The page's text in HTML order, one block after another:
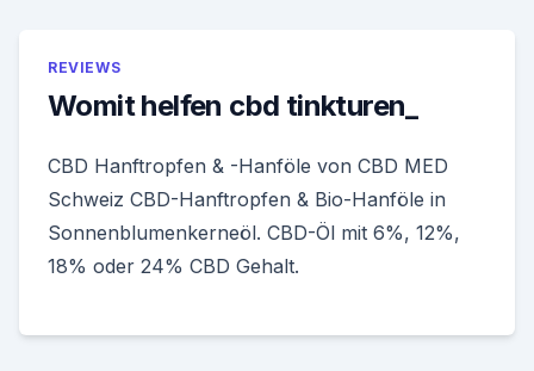
REVIEWS
Womit helfen cbd tinkturen_
CBD Hanftropfen & -Hanföle von CBD MED
Schweiz CBD-Hanftropfen & Bio-Hanföle in
Sonnenblumenkerneöl. CBD-Öl mit 6%, 12%,
18% oder 24% CBD Gehalt.